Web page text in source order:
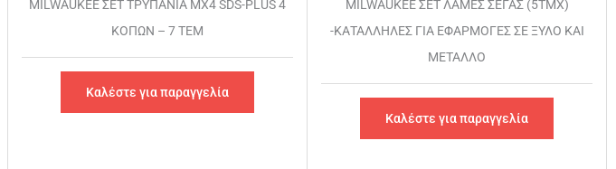
MILWAUKEE ΣET ΤΡΥΠΑΝΙΑ ΜΧ4 SDS-PLUS 4
ΚΟΠΩΝ – 7 ΤΕΜ
Καλέστε για παραγγελία
MILWAUKEE ΣΕΤ ΛΑΜΕΣ ΣΕΓΑΣ (5ΤΜΧ)
-ΚΑΤΑΛΛΗΛΕΣ ΓΙΑ ΕΦΑΡΜΟΓΕΣ ΣΕ ΞΥΛΟ ΚΑΙ
ΜΕΤΑΛΛΟ
Καλέστε για παραγγελία